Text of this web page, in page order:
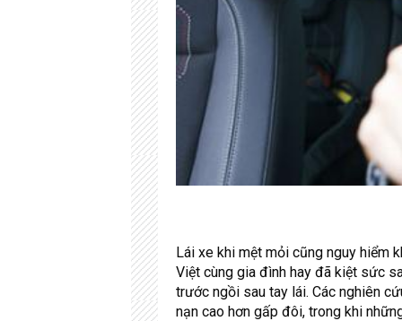
Lái xe khi mệt mỏi cũng nguy hiểm
Việt cùng gia đình hay đã kiệt sức
trước ngồi sau tay lái. Các nghiên
nạn cao hơn gấp đôi, trong khi